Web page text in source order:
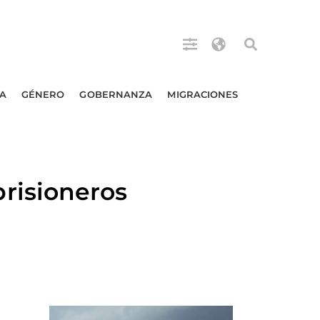
GÉNERO GOBERNANZA MIGRACIONES